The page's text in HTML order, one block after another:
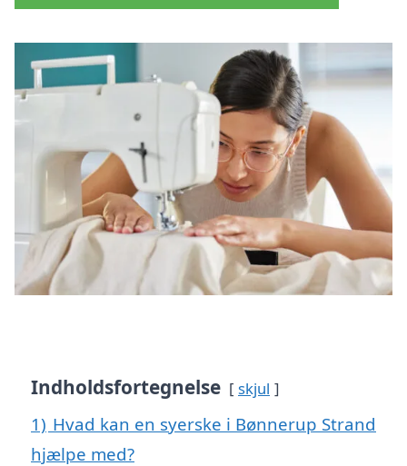
Indholdsfortegnelse skjul
1) Hvad kan en syerske i Bønnerup Strand
hjælpe med?